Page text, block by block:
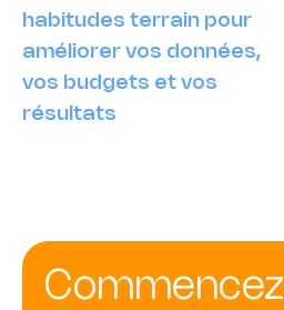
habitudes terrain pour
améliorer vos données,
vos budgets et vos
résultats
Commencez